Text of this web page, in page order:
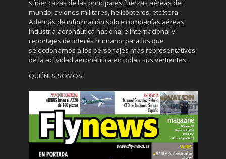
súper cazas de las principales fuerzas aéreas del
mundo, aviones militares, helicópteros, etcétera.
Además de información sobre compañías aéreas,
industria aeronáutica nacional e internacional y
reportajes de interés humano, para los que
seleccionamos a los personajes más representativos
de la actividad aeronáutica en todas sus vertientes.
QUIÉNES SOMOS